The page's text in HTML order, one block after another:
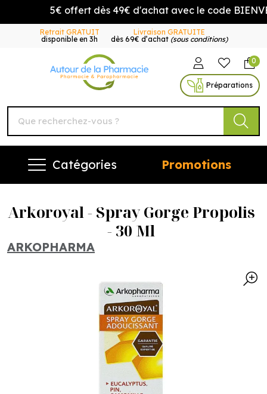
5€ offert dès 49€ d'achat avec le code
Retrait GRATUIT
disponible en 3h
Livraison GRATUITE
dès 69€ d’achat (sous conditions)
Autour de la Pharmacie
0
Préparations
Catégories Promotions
Arkoroyal - Spray Gorge Propolis
- 30 Ml
ARKOPHARMA